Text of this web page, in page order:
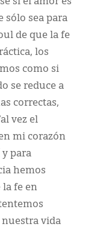
sólo sea para
de que la fe
los
como si
se reduce a
correctas,
vez el
mi corazón
para
hemos
la fe en
vida